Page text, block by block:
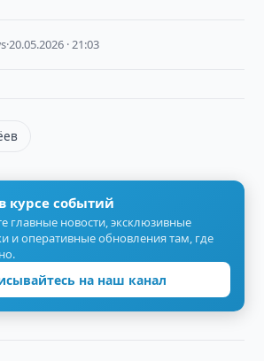
·20.05.2026 · 21:03
курсе событий
главные новости, эксклюзивные
и оперативные обновления там, где
на наш канал